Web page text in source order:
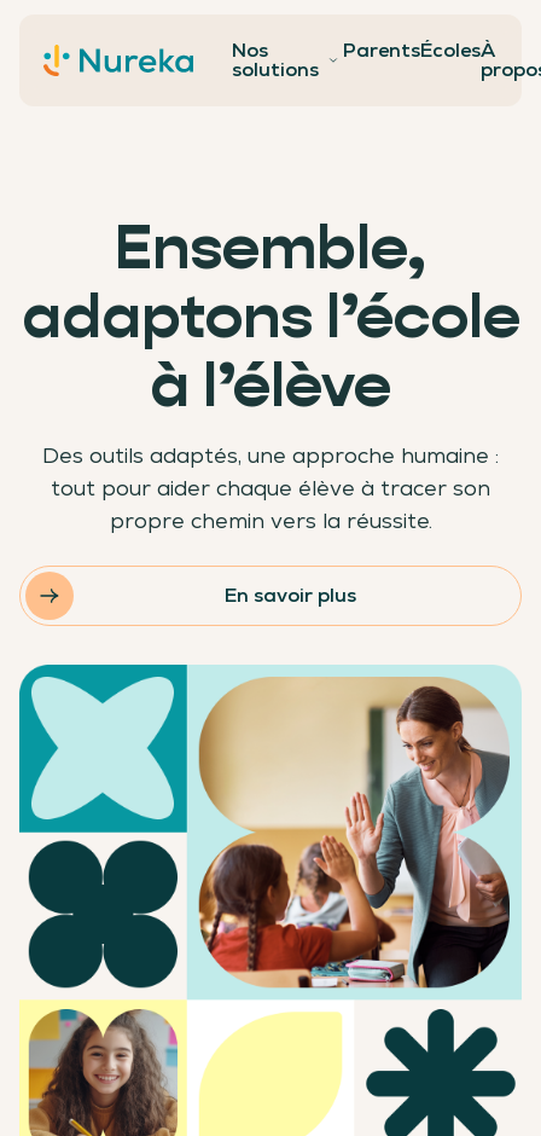
Nos
solutions
ParentsÉcolesÀ
Contact
Ensemble,
adaptons l’école
à l’élève
Des outils adaptés, une approche humaine :
tout pour aider chaque élève à tracer son
propre chemin vers la réussite.
En savoir plus